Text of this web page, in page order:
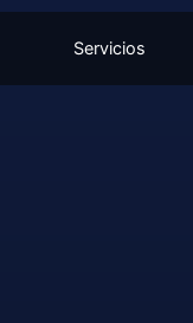
Servicios